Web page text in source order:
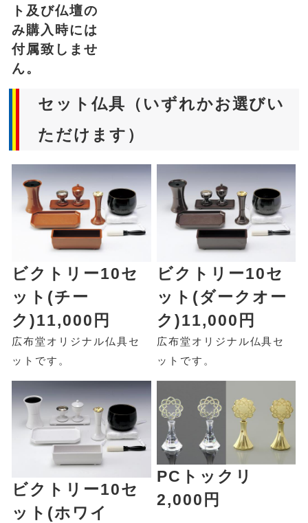
ト及び仏壇の
み購入時には
付属致しませ
ん。
セット仏具（いずれかお選びい
ただけます）
ビクトリー10セ
ット(チー
ク)11,000円
広布堂オリジナル仏具セ
ットです。
ビクトリー10セ
ット(ダークオー
ク)11,000円
広布堂オリジナル仏具セ
ットです。
ビクトリー10セ
ット(ホワイ
PCトックリ
2,000円